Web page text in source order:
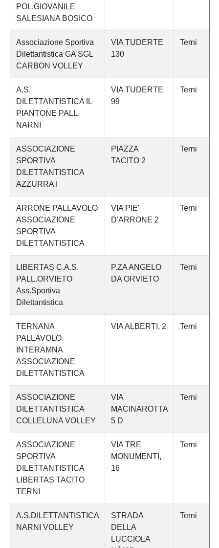
POL.GIOVANILE
SALESIANA BOSICO
Associazione Sportiva
Dilettantistica GA SGL
CARBON VOLLEY
VIA TUDERTE
130
Terni
A.S.
DILETTANTISTICA IL
PIANTONE PALL.
NARNI
VIA TUDERTE
99
Terni
ASSOCIAZIONE
SPORTIVA
DILETTANTISTICA
AZZURRA I
PIAZZA
TACITO 2
Terni
ARRONE PALLAVOLO
ASSOCIAZIONE
SPORTIVA
DILETTANTISTICA
VIA PIE'
D'ARRONE 2
Terni
LIBERTAS C.A.S.
PALL.ORVIETO
Ass.Sportiva
Dilettantistica
P.ZA ANGELO
DA ORVIETO
Terni
TERNANA
PALLAVOLO
INTERAMNA
ASSOCIAZIONE
DILETTANTISTICA
VIA ALBERTI, 2 Terni
ASSOCIAZIONE
DILETTANTISTICA
COLLELUNA VOLLEY
VIA
MACINAROTTA
5 D
Terni
ASSOCIAZIONE
SPORTIVA
DILETTANTISTICA
LIBERTAS TACITO
TERNI
VIA TRE
MONUMENTI,
16
Terni
A.S.DILETTANTISTICA
NARNI VOLLEY
STRADA
DELLA
LUCCIOLA
Terni